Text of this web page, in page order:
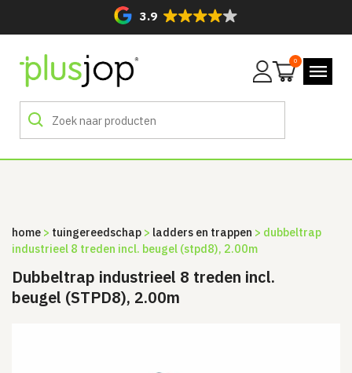
3.9
Mijn
0
home > tuingereedschap > ladders en trappen > dubbeltrap
industrieel 8 treden incl. beugel (stpd8), 2.00m
Dubbeltrap industrieel 8 treden incl.
beugel (STPD8), 2.00m